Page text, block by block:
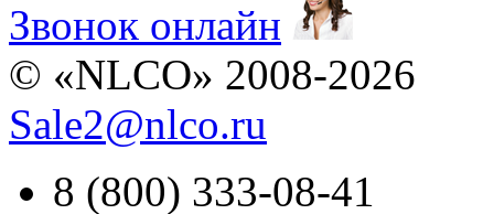
Звонок онлайн
© «NLCO» 2008-2026
Sale2@nlco.ru
8 (800) 333-08-41